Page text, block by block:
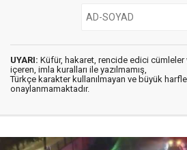
UYARI: Küfür, hakaret, rencide edici cümleler
içeren, imla kuralları ile yazılmamış,
Türkçe karakter kullanılmayan ve büyük
onaylanmamaktadır.